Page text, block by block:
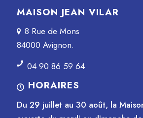
MAISON JEAN VILAR
8 Rue de Mons
84000 Avignon.
04 90 86 59 64
HORAIRES
Du 29 juillet au 30 août, la